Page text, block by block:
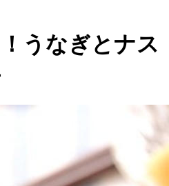
うなぎとナス